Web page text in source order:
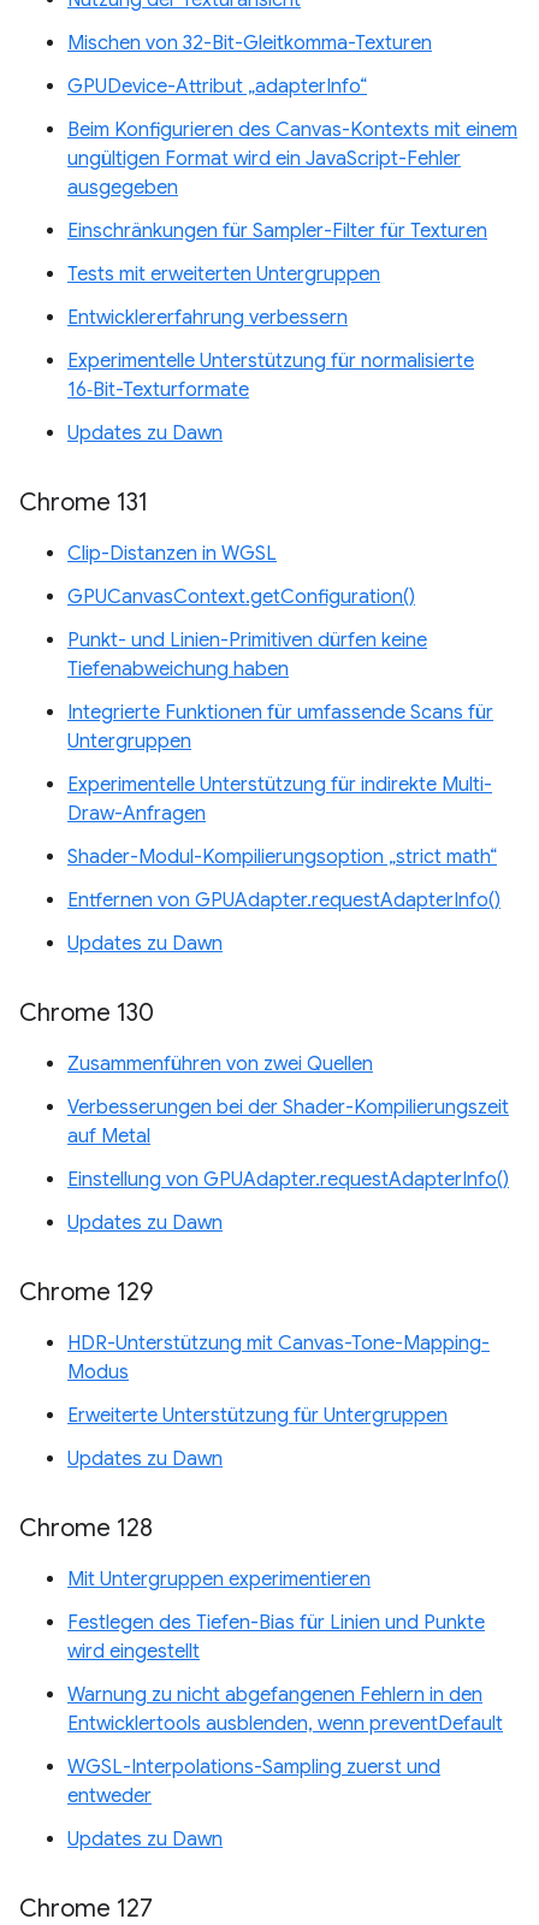
Mischen von 32-Bit-Gleitkomma-Texturen
GPUDevice-Attribut „adapterInfo“
Beim Konfigurieren des Canvas-Kontexts mit einem
ungültigen Format wird ein JavaScript-Fehler
ausgegeben
Einschränkungen für Sampler-Filter für Texturen
Tests mit erweiterten Untergruppen
Entwicklererfahrung verbessern
Experimentelle Unterstützung für normalisierte
16‑Bit-Texturformate
Updates zu Dawn
Chrome 131
Clip-Distanzen in WGSL
GPUCanvasContext.getConfiguration()
Punkt- und Linien-Primitiven dürfen keine
Tiefenabweichung haben
Integrierte Funktionen für umfassende Scans für
Untergruppen
Experimentelle Unterstützung für indirekte Multi-
Draw-Anfragen
Shader-Modul-Kompilierungsoption „strict math“
Entfernen von GPUAdapter.requestAdapterInfo()
Updates zu Dawn
Chrome 130
Zusammenführen von zwei Quellen
Verbesserungen bei der Shader-Kompilierungszeit
auf Metal
Einstellung von GPUAdapter.requestAdapterInfo()
Updates zu Dawn
Chrome 129
HDR-Unterstützung mit Canvas-Tone-Mapping-
Modus
Erweiterte Unterstützung für Untergruppen
Updates zu Dawn
Chrome 128
Mit Untergruppen experimentieren
Festlegen des Tiefen-Bias für Linien und Punkte
wird eingestellt
Warnung zu nicht abgefangenen Fehlern in den
Entwicklertools ausblenden, wenn preventDefault
WGSL-Interpolations-Sampling zuerst und
entweder
Updates zu Dawn
Chrome 127